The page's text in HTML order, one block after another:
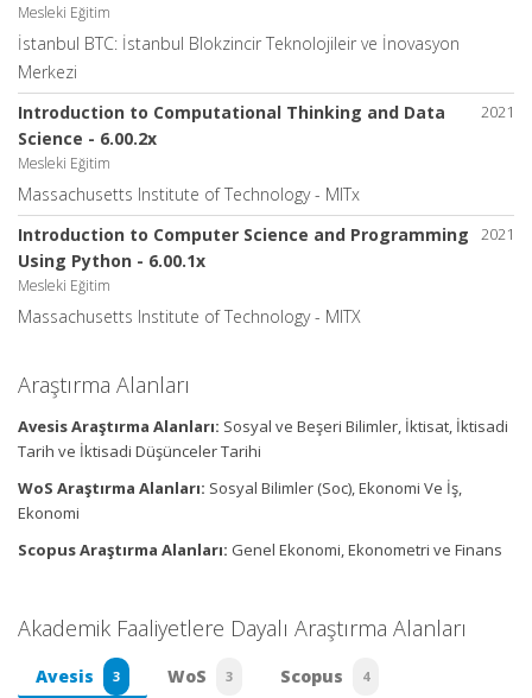
Mesleki Eğitim
İstanbul BTC: İstanbul Blokzincir Teknolojileir ve İnovasyon
Merkezi
2021
Introduction to Computational Thinking and Data
Science - 6.00.2x
Mesleki Eğitim
Massachusetts Institute of Technology - MITx
2021
Introduction to Computer Science and Programming
Using Python - 6.00.1x
Mesleki Eğitim
Massachusetts Institute of Technology - MITX
Araştırma Alanları
Avesis Araştırma Alanları: Sosyal ve Beşeri Bilimler, İktisat, İktisadi
Tarih ve İktisadi Düşünceler Tarihi
WoS Araştırma Alanları: Sosyal Bilimler (Soc), Ekonomi Ve İş,
Ekonomi
Scopus Araştırma Alanları: Genel Ekonomi, Ekonometri ve Finans
Akademik Faaliyetlere Dayalı Araştırma Alanları
Avesis 3 WoS 3 Scopus 4